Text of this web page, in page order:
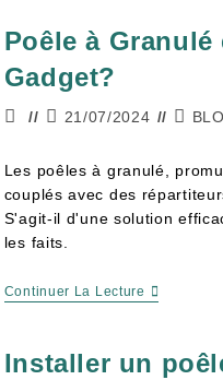
Poêle à
Gadget?
21/07/2024
Les poêles à granulé,
couplés avec des
S'agit-il d'une solution
les faits.
Continuer La Lecture
Installer un